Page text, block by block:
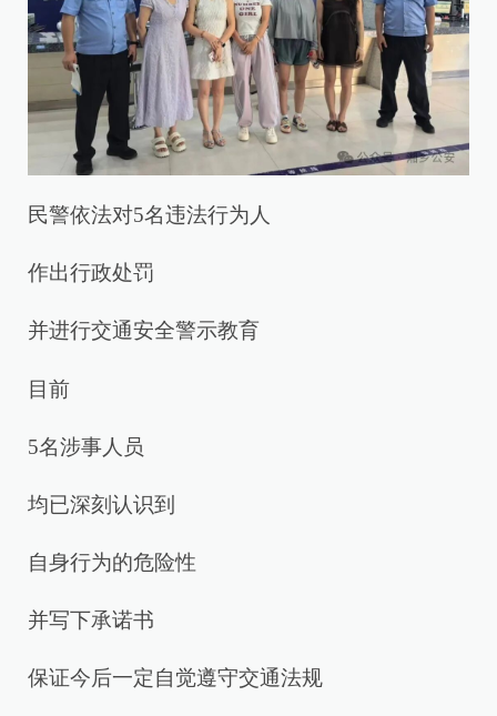
民警依法对5名违法行为人
作出行政处罚
并进行交通安全警示教育
目前
5名涉事人员
均已深刻认识到
自身行为的危险性
并写下承诺书
保证今后一定自觉遵守交通法规